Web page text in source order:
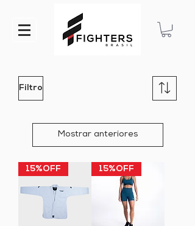
Filtro
Mostrar anteriores
15%OFF 15%OFF